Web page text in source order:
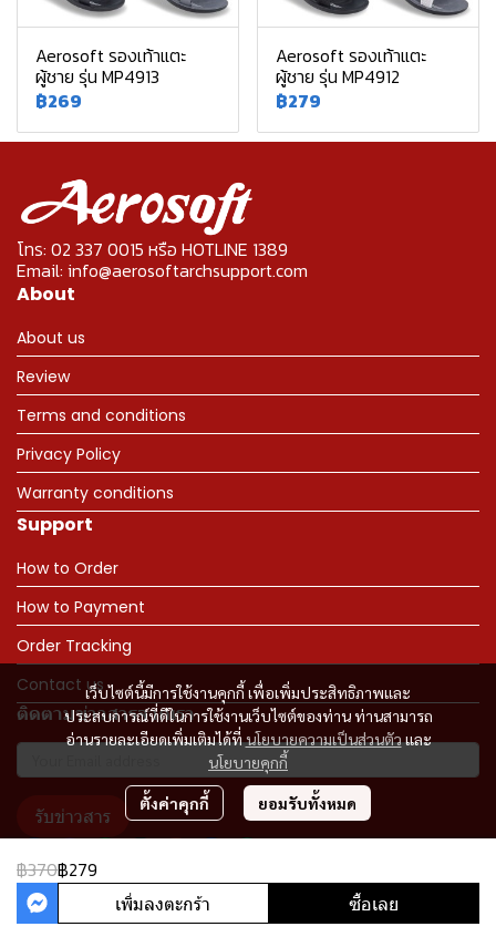
Aerosoft รองเท้าแตะ
ผู้ชาย รุ่น MP4913
฿269
Aerosoft รองเท้าแตะ
ผู้ชาย รุ่น MP4912
฿279
฿370฿279
เพิ่มลงตะกร้า ซื้อเลย
เว็บไซต์นี้มีการใช้งานคุกกี้ เพื่อเพิ่มประสิทธิภาพและ
ประสบการณ์ที่ดีในการใช้งานเว็บไซต์ของท่าน ท่านสามารถ
อ่านรายละเอียดเพิ่มเติมได้ที่นโยบายความเป็นส่วนตัวและ
นโยบายคุกกี้
ตั้งค่าคุกกี้ ยอมรับทั้งหมด
โทร: 02 337 0015 หรือ HOTLINE 1389
Email: info@aerosoftarchsupport.com
About
About us
Review
Terms and conditions
Privacy Policy
Warranty conditions
Support
How to Order
How to Payment
Order Tracking
Contact us
ติดตามข่าวสารจากเรา
รับข่าวสาร
Copyright 2023 | All Rights Reserved | Powered by MWE